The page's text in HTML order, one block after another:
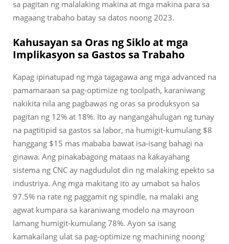
sa pagitan ng malalaking makina at mga makina para sa
magaang trabaho batay sa datos noong 2023.
Kahusayan sa Oras ng Siklo at mga
Implikasyon sa Gastos sa Trabaho
Kapag ipinatupad ng mga tagagawa ang mga advanced na
pamamaraan sa pag-optimize ng toolpath, karaniwang
nakikita nila ang pagbawas ng oras sa produksyon sa
pagitan ng 12% at 18%. Ito ay nangangahulugan ng tunay
na pagtitipid sa gastos sa labor, na humigit-kumulang $8
hanggang $15 mas mababa bawat isa-isang bahagi na
ginawa. Ang pinakabagong mataas na kakayahang
sistema ng CNC ay nagdudulot din ng malaking epekto sa
industriya. Ang mga makitang ito ay umabot sa halos
97.5% na rate ng paggamit ng spindle, na malaki ang
agwat kumpara sa karaniwang modelo na mayroon
lamang humigit-kumulang 78%. Ayon sa isang
kamakailang ulat sa pag-optimize ng machining noong